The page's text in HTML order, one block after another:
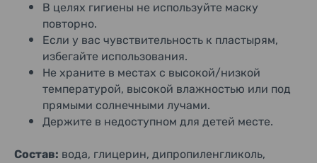
В целях гигиены не используйте маску
повторно.
Если у вас чувствительность к пластырям,
избегайте использования.
Не храните в местах с высокой/низкой
температурой, высокой влажностью или под
прямыми солнечными лучами.
Держите в недоступном для детей месте.
Состав: вода, глицерин, дипропиленгликоль,